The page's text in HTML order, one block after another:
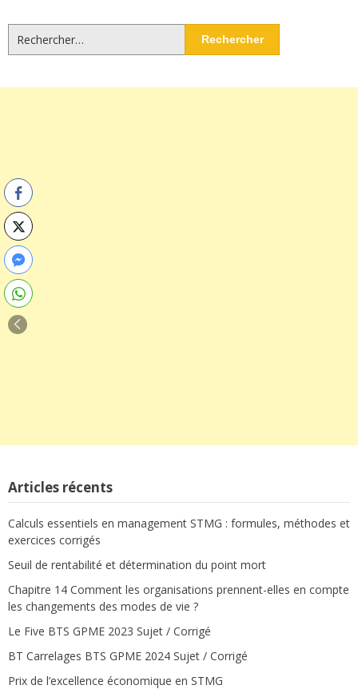
Rechercher :
Articles récents
Calculs essentiels en management STMG : formules, méthodes et
exercices corrigés
Seuil de rentabilité et détermination du point mort
Chapitre 14 Comment les organisations prennent-elles en compte
les changements des modes de vie ?
Le Five BTS GPME 2023 Sujet / Corrigé
BT Carrelages BTS GPME 2024 Sujet / Corrigé
Prix de l’excellence économique en STMG